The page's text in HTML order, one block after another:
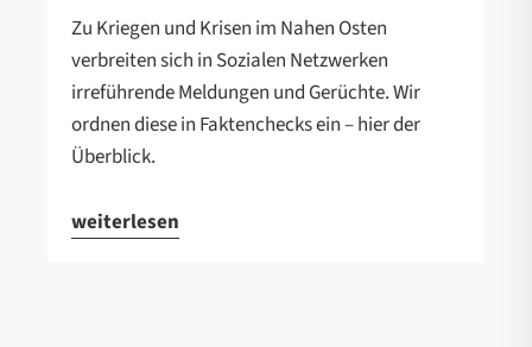
Zu Kriegen und Krisen im Nahen Osten
verbreiten sich in Sozialen Netzwerken
irreführende Meldungen und Gerüchte. Wir
ordnen diese in Faktenchecks ein – hier der
Überblick.
weiterlesen